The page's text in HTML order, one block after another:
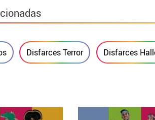
Disfarces Terror Disfarces